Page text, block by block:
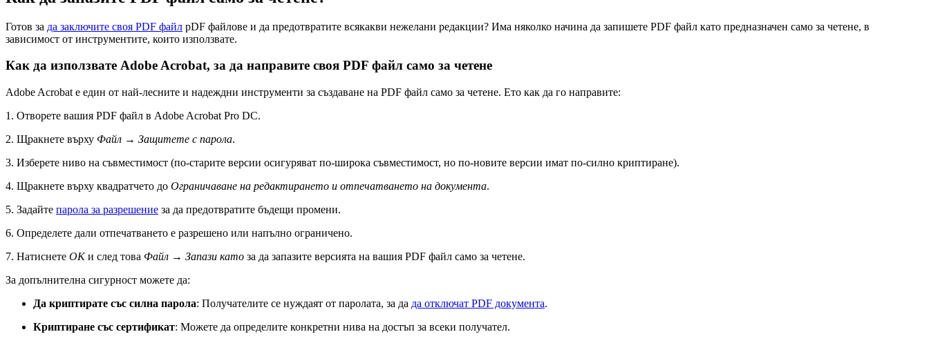
Готов за да заключите своя PDF файл pDF файлове и да предотвратите всякакви нежелани редакции? Има няколко начина да запишете PDF файл като предназначен само за четене, в
зависимост от инструментите, които използвате.
Как да използвате Adobe Acrobat, за да направите своя PDF файл само за четене
Adobe Acrobat е един от най-лесните и надеждни инструменти за създаване на PDF файл само за четене. Ето как да го направите:
1. Отворете вашия PDF файл в Adobe Acrobat Pro DC.
2. Щракнете върху Файл → Защитете с парола.
3. Изберете ниво на съвместимост (по-старите версии осигуряват по-широка съвместимост, но по-новите версии имат по-силно криптиране).
4. Щракнете върху квадратчето до Ограничаване на редактирането и отпечатването на документа.
5. Задайте парола за разрешение за да предотвратите бъдещи промени.
6. Определете дали отпечатването е разрешено или напълно ограничено.
7. Натиснете OKи след това Файл → Запази като за да запазите версията на вашия PDF файл само за четене.
За допълнителна сигурност можете да:
Да криптирате със силна парола: Получателите се нуждаят от паролата, за да да отключат PDF документа.
Криптиране със сертификат: Можете да определите конкретни нива на достъп за всеки получател.